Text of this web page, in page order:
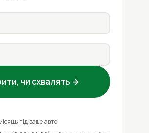
чи схвалять →
під ваше авто